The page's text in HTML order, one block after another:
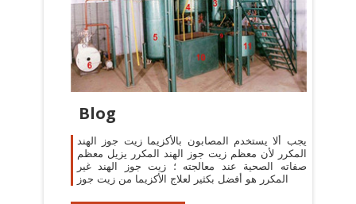
Blog
يجب ألا يستخدم المصابون بالأكزيما زيت جوز الهند
المكرر لأن معظم زيت جوز الهند المكرر يزيل معظم
صفاته الصحية عند معالجته ؛ زيت جوز الهند غير
المكرر هو أفضل بكثير لعلاج الأكزيما من زيت جوز